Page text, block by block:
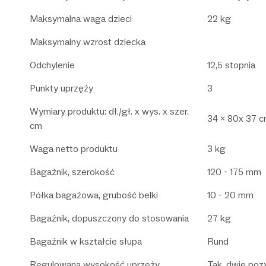
Maksymalna waga dzieci
22 kg
Maksymalny wzrost dziecka
Odchylenie
12,5 stopnia
Punkty uprzęży
3
Wymiary produktu: dł./gł. x wys. x szer.
cm
34 x 80x 37
Waga netto produktu
3 kg
Bagażnik, szerokość
120 - 175 mm
Półka bagażowa, grubość belki
10 - 20 mm
Bagażnik, dopuszczony do stosowania
27 kg
Bagażnik w kształcie słupa
Rund